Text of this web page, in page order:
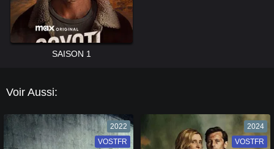
SAISON 1
Voir Aussi:
2022
VF
VOSTFR
2024
VF
VOSTFR